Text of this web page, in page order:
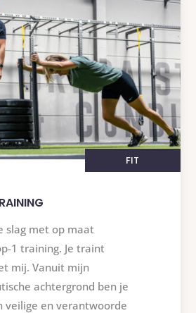
FIT
slag met op maat
1 training. Je traint
mij. Vanuit mijn
achtergrond ben je
veilige en verantwoorde